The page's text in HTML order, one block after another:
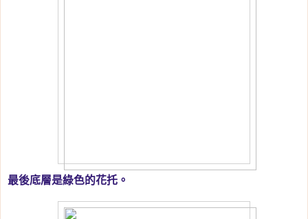
最後底層是綠色的花托。